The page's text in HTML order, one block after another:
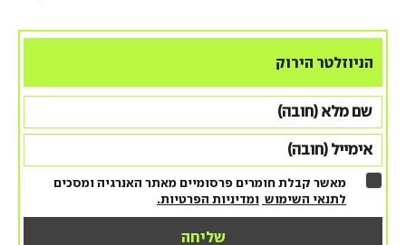
הניוזלטר הירוק
מאשר קבלת חומרים פרסומיים מאתר האנרגיה ומסכים
לתנאי השימוש ומדיניות הפרטיות.